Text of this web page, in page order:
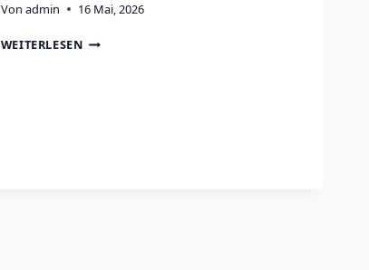
Von admin 16 Mai, 2026
WEITERLESENMONTAG